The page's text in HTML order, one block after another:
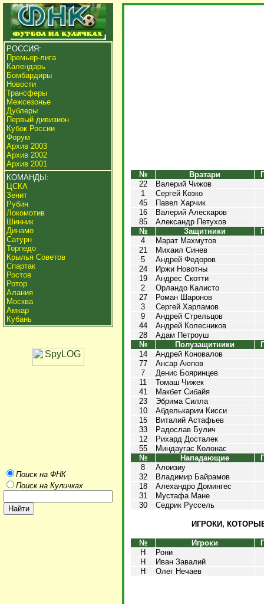
РОССИЯ:
Премьер-лига
Календарь
Бомбардиры
Новости
Трансферы
Межсезонье
Дублеры
Первый дивизион
Кубок России
Форум
Архив 2003
Архив 2002
Архив 2001
КОМАНДЫ:
ЦСКА
Зенит
Рубин
Локомотив
Шинник
Динамо
Сатурн
Торпедо
Крылья Советов
Спартак
Ростов
Ротор
Алания
Москва
Амкар
Кубань
Поиск на ФНК
Поиск на Куличках
№ Вратари
22
Валерий Чижов
1
Сергей Козко
45
Павел Харчик
16
Валерий Алескаров
85
Александр Петухов
№
Защитники
4
Марат Махмутов
21
Михаил Синев
5
Андрей Федоров
24
Иржи Новотны
19
Андрес Скотти
2
Орландо Калисто
27
Роман Шаронов
3
Сергей Харламов
9
Андрей Стрельцов
44
Андрей Колесников
28
Адам Петроуш
№
Полузащитники
14
Андрей Коновалов
77
Ансар Аюпов
7
Денис Бояринцев
11
Томаш Чижек
41
Макбет Сибайя
23
Эбрима Силла
10
Абделькарим Кисси
15
Виталий Астафьев
33
Радослав Булич
12
Рихард Досталек
55
Миндаугас Колонас
№
Нападающие
8
Алоизиу
32
Владимир Байрамов
18
Алехандро Домингес
31
Мустафа Мане
30
Седрик Руссель
ИГРОКИ,
№ Игроки
Н
Рони
Н
Иван Завалий
Н
Олег Нечаев